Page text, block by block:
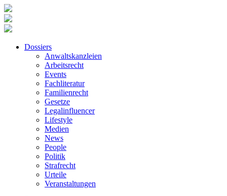
Dossiers
Anwaltskanzleien
Arbeitsrecht
Events
Fachliteratur
Familienrecht
Gesetze
Legalinfluencer
Lifestyle
Medien
News
People
Politik
Strafrecht
Urteile
Veranstaltungen